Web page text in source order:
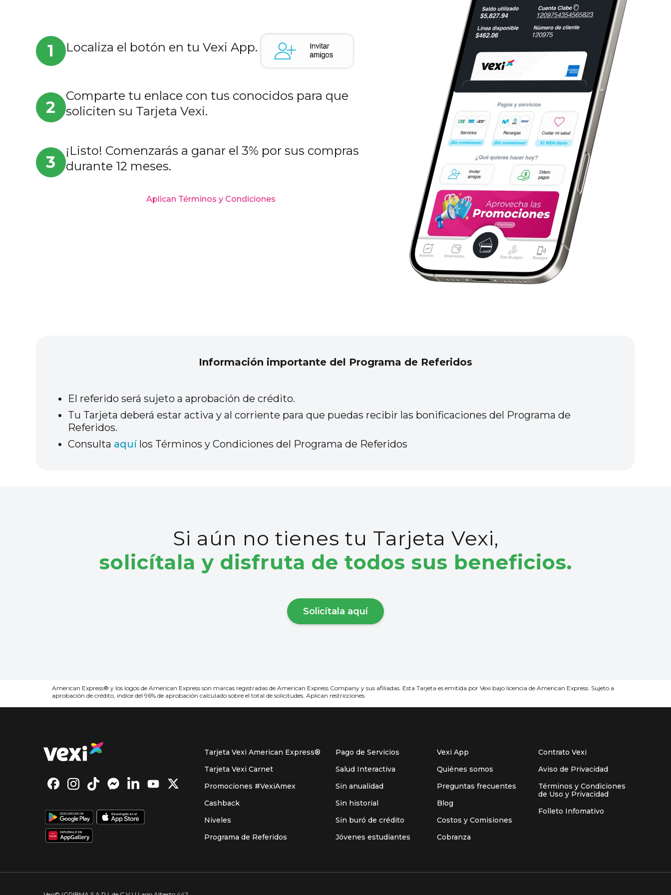
1 Localiza el botón en tu Vexi App.
2
Comparte tu enlace con tus conocidos para que
soliciten su Tarjeta Vexi.
3
¡Listo! Comenzarás a ganar el 3% por sus compras
durante 12 meses.
Aplican Términos y Condiciones
Información importante del Programa de Referidos
El referido será sujeto a aprobación de crédito.
Tu Tarjeta deberá estar activa y al corriente para que puedas recibir las bonificaciones del Programa de
Referidos.
Consulta aquí los Términos y Condiciones del Programa de Referidos
Si aún no tienes tu Tarjeta Vexi,
solicítala y disfruta de todos sus beneficios.
Solicítala aquí
American Express® y los logos de American Express son marcas registradas de American Express Company y sus afiliadas. Esta Tarjeta es emitida por Vexi bajo licencia de American Express. Sujeto a
aprobación de crédito, índice del 96% de aprobación calculado sobre el total de solicitudes. Aplican restricciones.
Tarjeta Vexi American Express®
Tarjeta Vexi Carnet
Promociones #VexiAmex
Cashback
Niveles
Programa de Referidos
Pago de Servicios
Salud Interactiva
Sin anualidad
Sin historial
Sin buró de crédito
Jóvenes estudiantes
Vexi App
Quiénes somos
Preguntas frecuentes
Blog
Costos y Comisiones
Cobranza
Contrato Vexi
Aviso de Privacidad
Términos y Condiciones
de Uso y Privacidad
Folleto Infomativo